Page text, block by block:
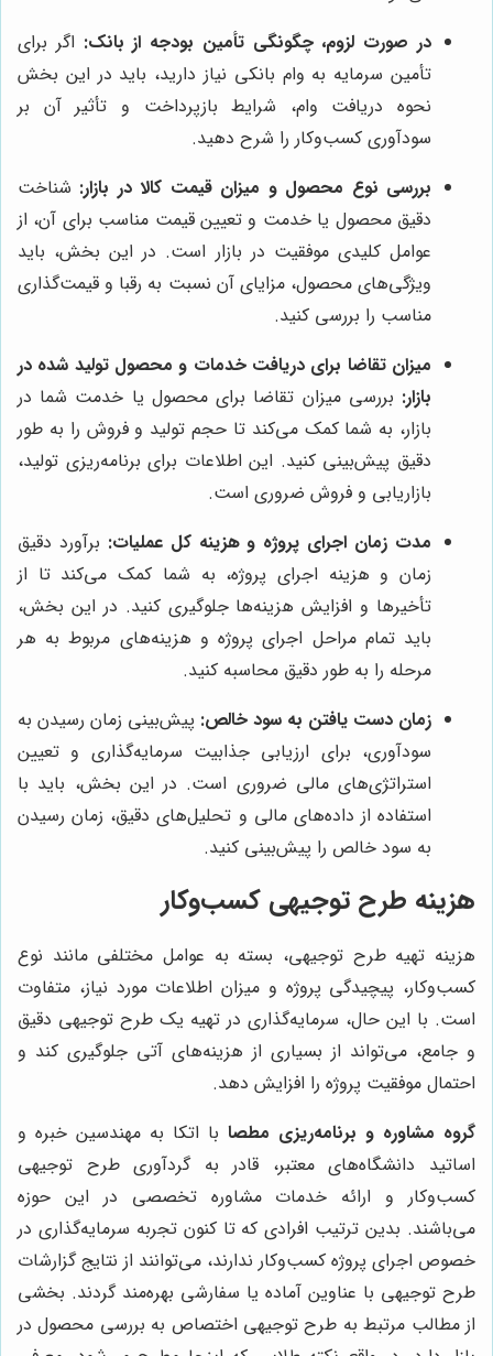
در صورت لزوم، چگونگی تأمین بودجه از بانک: اگر برای
تأمین سرمایه به وام بانکی نیاز دارید، باید در این بخش
نحوه دریافت وام، شرایط بازپرداخت و تأثیر آن بر
سودآوری کسب‌وکار را شرح دهید.
بررسی نوع محصول و میزان قیمت کالا در بازار: شناخت
دقیق محصول یا خدمت و تعیین قیمت مناسب برای آن، از
عوامل کلیدی موفقیت در بازار است. در این بخش، باید
ویژگی‌های محصول، مزایای آن نسبت به رقبا و قیمت‌گذاری
مناسب را بررسی کنید.
میزان تقاضا برای دریافت خدمات و محصول تولید شده در
بازار: بررسی میزان تقاضا برای محصول یا خدمت شما در
بازار، به شما کمک می‌کند تا حجم تولید و فروش را به طور
دقیق پیش‌بینی کنید. این اطلاعات برای برنامه‌ریزی تولید،
بازاریابی و فروش ضروری است.
مدت زمان اجرای پروژه و هزینه کل عملیات: برآورد دقیق
زمان و هزینه اجرای پروژه، به شما کمک می‌کند تا از
تأخیرها و افزایش هزینه‌ها جلوگیری کنید. در این بخش،
باید تمام مراحل اجرای پروژه و هزینه‌های مربوط به هر
مرحله را به طور دقیق محاسبه کنید.
زمان دست یافتن به سود خالص: پیش‌بینی زمان رسیدن به
سودآوری، برای ارزیابی جذابیت سرمایه‌گذاری و تعیین
استراتژی‌های مالی ضروری است. در این بخش، باید با
استفاده از داده‌های مالی و تحلیل‌های دقیق، زمان رسیدن
به سود خالص را پیش‌بینی کنید.
هزینه طرح توجیهی کسب‌وکار
هزینه تهیه طرح توجیهی، بسته به عوامل مختلفی مانند نوع
کسب‌وکار، پیچیدگی پروژه و میزان اطلاعات مورد نیاز، متفاوت
است. با این حال، سرمایه‌گذاری در تهیه یک طرح توجیهی دقیق
و جامع، می‌تواند از بسیاری از هزینه‌های آتی جلوگیری کند و
احتمال موفقیت پروژه را افزایش دهد.
گروه مشاوره و برنامه‌ریزی مطصا با اتکا به مهندسین خبره و
اساتید دانشگاه‌های معتبر، قادر به گردآوری طرح توجیهی
کسب‌وکار و ارائه خدمات مشاوره تخصصی در این حوزه
می‌باشند. بدین ترتیب افرادی که تا کنون تجربه سرمایه‌گذاری در
خصوص اجرای پروژه کسب‌وکار ندارند، می‌توانند از نتایج گزارشات
طرح توجیهی با عناوین آماده یا سفارشی بهره‌مند گردند. بخشی
از مطالب مرتبط به طرح توجیهی اختصاص به بررسی محصول در